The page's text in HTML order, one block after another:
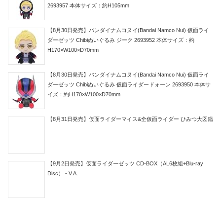
2693957 本体サイズ：約H105mm
【8月30日発売】バンダイナムコヌイ(Bandai Namco Nui) 仮面ライ
ダーゼッツ Chibiぬいぐるみ ジーク 2693952 本体サイズ：約
H170×W100×D70mm
【8月30日発売】バンダイナムコヌイ(Bandai Namco Nui) 仮面ライ
ダーゼッツ Chibiぬいぐるみ 仮面ライダードォーン 2693950 本体サ
イズ：約H170×W100×D70mm
【8月31日発売】仮面ライダーマイス&全仮面ライダー ひみつ大図鑑
【9月2日発売】仮面ライダーゼッツ CD-BOX（AL6枚組+Blu-ray
Disc） - V.A.